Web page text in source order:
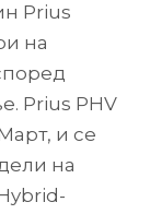
Prius
на
Prius PHV
и се
на